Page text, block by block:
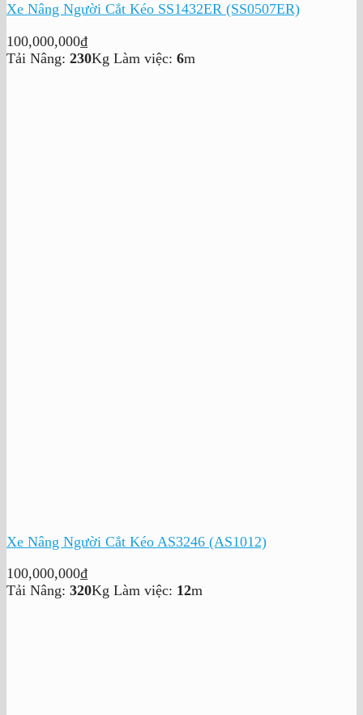
Xe Nâng Người Cắt Kéo SS1432ER (SS0507ER)
100,000,000₫
Tải Nâng: 230Kg Làm việc: 6m
Xe Nâng Người Cắt Kéo AS3246 (AS1012)
100,000,000₫
Tải Nâng: 320Kg Làm việc: 12m